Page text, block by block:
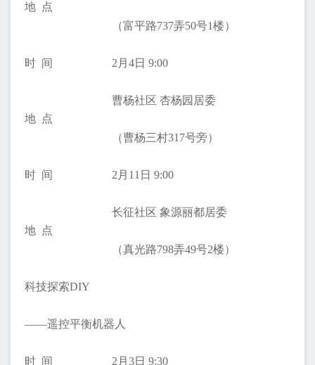
地 点
（富平路737弄50号1楼）
时 间 2月4日 9:00
地 点
曹杨社区 杏杨园居委
（曹杨三村317号旁）
时 间 2月11日 9:00
地 点
长征社区 象源丽都居委
（真光路798弄49号2楼）
科技探索DIY
——遥控平衡机器人
时 间 2月3日 9:30